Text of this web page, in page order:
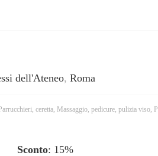
dell'Ateneo, Roma
, ceretta, Massaggio, pedicure, pulizia viso,
Sconto: 15%